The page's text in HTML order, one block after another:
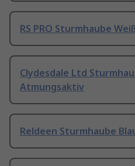
RS PRO Sturmhaube
Clydesdale Ltd
Atmungsaktiv
Reldeen Sturmhaube